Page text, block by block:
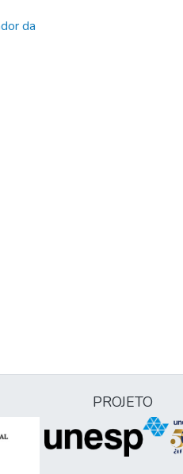
da
PROJETO